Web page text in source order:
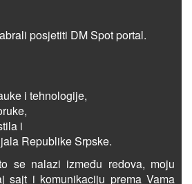
posjetiti DM Spot portal.
i tehnologije,
i
Republike Srpske.
se nalazi između redova, moju
sajt i komunikaciju prema Vama